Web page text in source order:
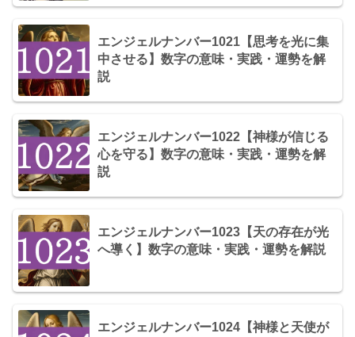
エンジェルナンバー1021【思考を光に集
中させる】数字の意味・実践・運勢を解
説
エンジェルナンバー1022【神様が信じる
心を守る】数字の意味・実践・運勢を解
説
エンジェルナンバー1023【天の存在が光
へ導く】数字の意味・実践・運勢を解説
エンジェルナンバー1024【神様と天使が